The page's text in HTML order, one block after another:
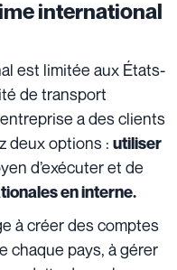
international
est limitée aux États-
de transport
a des clients
deux options : utiliser
d’exécuter et de
en interne.
à créer des comptes
chaque pays, à gérer